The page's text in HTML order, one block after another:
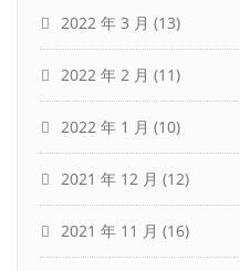
2022 年 3 月 (13)
2022 年 2 月 (11)
2022 年 1 月 (10)
2021 年 12 月 (12)
2021 年 11 月 (16)